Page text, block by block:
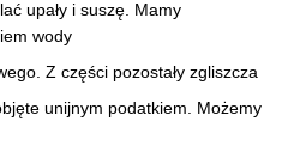
upały i suszę. Mamy
wody
Z części pozostały zgliszcza
unijnym podatkiem. Możemy